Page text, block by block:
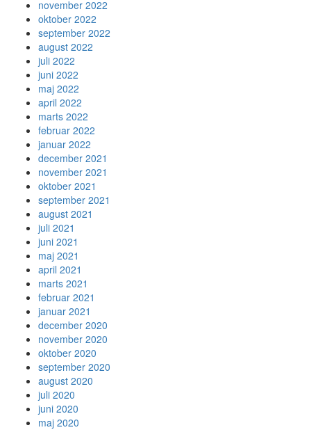
november 2022
oktober 2022
september 2022
august 2022
juli 2022
juni 2022
maj 2022
april 2022
marts 2022
februar 2022
januar 2022
december 2021
november 2021
oktober 2021
september 2021
august 2021
juli 2021
juni 2021
maj 2021
april 2021
marts 2021
februar 2021
januar 2021
december 2020
november 2020
oktober 2020
september 2020
august 2020
juli 2020
juni 2020
maj 2020